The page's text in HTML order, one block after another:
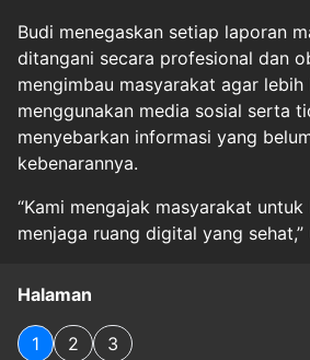
Budi menegaskan setiap laporan
ditangani secara profesional dan
mengimbau masyarakat agar lebih
menggunakan media sosial serta
menyebarkan informasi yang
kebenarannya.
“Kami mengajak masyarakat
menjaga ruang digital yang sehat,”
Halaman
1 2 3